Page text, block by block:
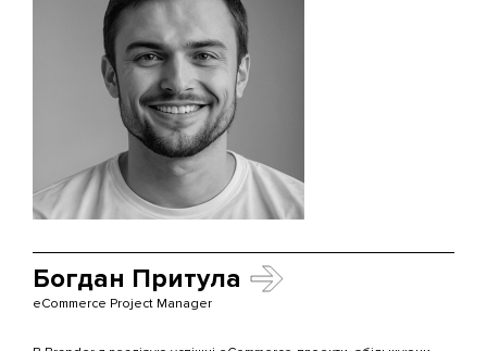
Богдан Притула
eCommerce Project Manager